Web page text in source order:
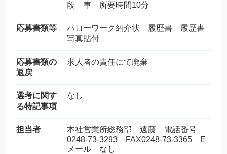
段 車 所要時間10分
応募書類等
ハローワーク紹介状 履歴書 履歴書
写真貼付
応募書類の
返戻
求人者の責任にて廃棄
選考に関す
る特記事項
なし
担当者
本社営業所総務部 遠藤 電話番号
0248-73-3293 FAX0248-73-3365 E
メール なし